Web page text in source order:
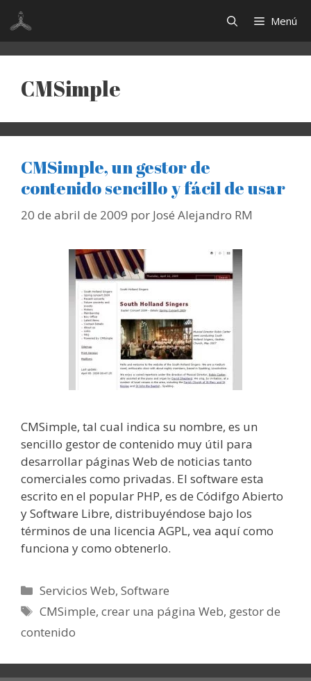
Saltar
contenido
Menú
CMSimple
CMSimple, un gestor de
contenido sencillo y fácil de usar
20 de abril de 2009 por José Alejandro RM
CMSimple, tal cual indica su nombre, es un
sencillo gestor de contenido muy útil para
desarrollar páginas Web de noticias tanto
comerciales como privadas. El software esta
escrito en el popular PHP, es de Códifgo Abierto
y Software Libre, distribuyéndose bajo los
términos de una licencia AGPL, vea aquí como
funciona y como obtenerlo.
Categorías
Servicios Web,Software
Etiquetas
CMSimple,crear una página Web, gestor de
contenido